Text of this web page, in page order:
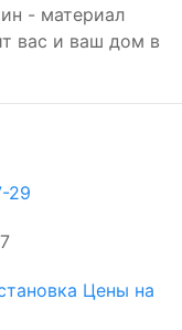
- материал
вас и ваш дом в
29
Цены на